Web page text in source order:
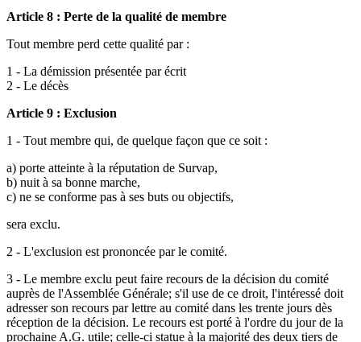
Article 8 : Perte de la qualité de membre
Tout membre perd cette qualité par :
1 - La démission présentée par écrit
2 - Le décès
Article 9 : Exclusion
1 - Tout membre qui, de quelque façon que ce soit :
a) porte atteinte à la réputation de Survap,
b) nuit à sa bonne marche,
c) ne se conforme pas à ses buts ou objectifs,
sera exclu.
2 - L'exclusion est prononcée par le comité.
3 - Le membre exclu peut faire recours de la décision du comité
auprès de l'Assemblée Générale; s'il use de ce droit, l'intéressé doit
adresser son recours par lettre au comité dans les trente jours dès
réception de la décision. Le recours est porté à l'ordre du jour de la
prochaine A.G. utile; celle-ci statue à la majorité des deux tiers de